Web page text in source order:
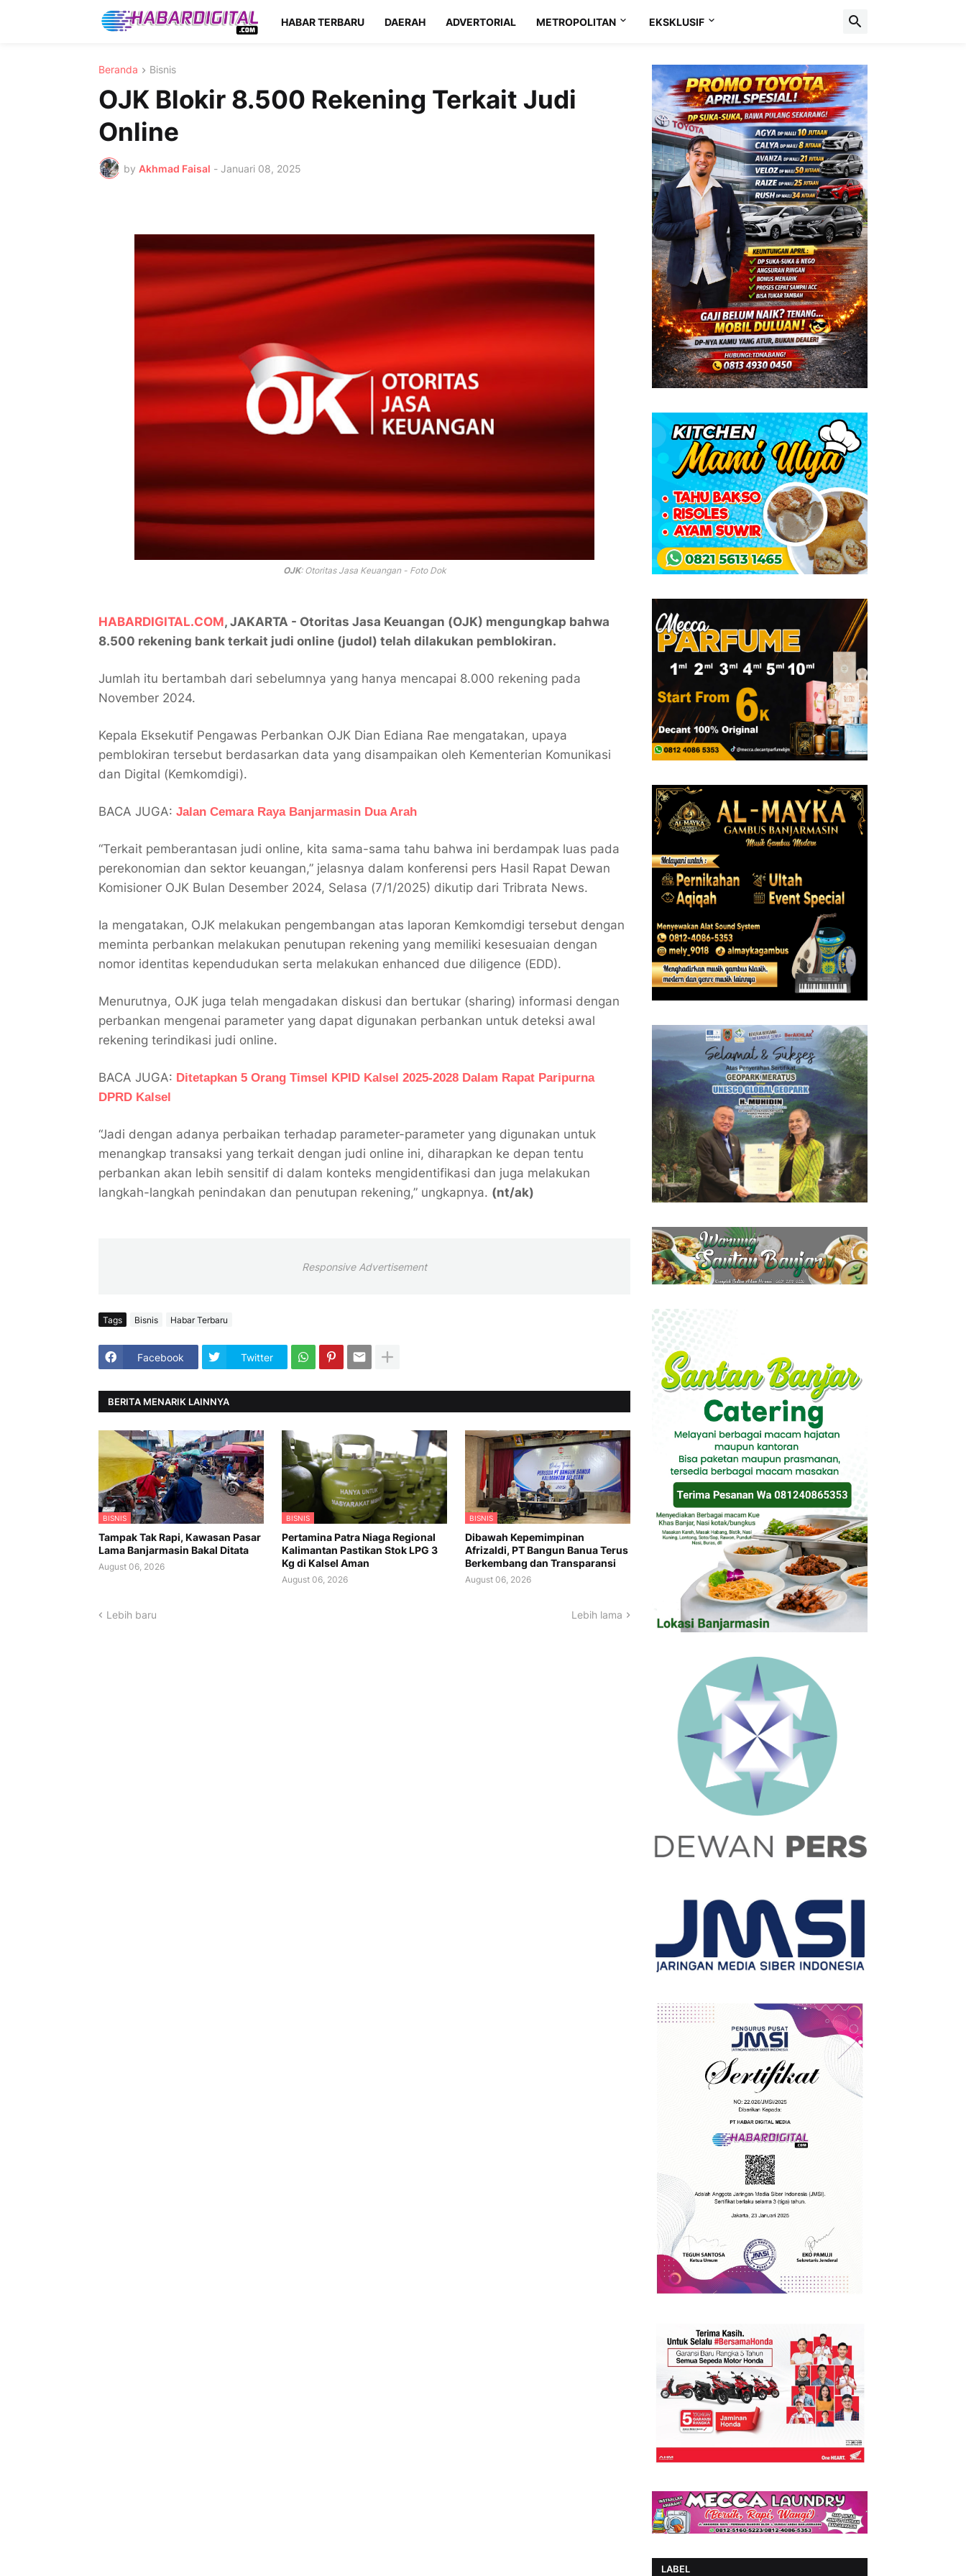
HABAR TERBARU DAERAH ADVERTORIAL METROPOLITAN EKSKLUSIF
Beranda Bisnis
OJK Blokir 8.500 Rekening Terkait Judi
Online
by Akhmad Faisal - Januari 08, 2025
OJK: Otoritas Jasa Keuangan - Foto Dok
HABARDIGITAL.COM, JAKARTA - Otoritas Jasa Keuangan (OJK) mengungkap bahwa
8.500 rekening bank terkait judi online (judol) telah dilakukan pemblokiran.
Jumlah itu bertambah dari sebelumnya yang hanya mencapai 8.000 rekening pada
November 2024.
Kepala Eksekutif Pengawas Perbankan OJK Dian Ediana Rae mengatakan, upaya
pemblokiran tersebut berdasarkan data yang disampaikan oleh Kementerian Komunikasi
dan Digital (Kemkomdigi).
BACA JUGA: Jalan Cemara Raya Banjarmasin Dua Arah
“Terkait pemberantasan judi online, kita sama-sama tahu bahwa ini berdampak luas pada
perekonomian dan sektor keuangan,” jelasnya dalam konferensi pers Hasil Rapat Dewan
Komisioner OJK Bulan Desember 2024, Selasa (7/1/2025) dikutip dari Tribrata News.
Ia mengatakan, OJK melakukan pengembangan atas laporan Kemkomdigi tersebut dengan
meminta perbankan melakukan penutupan rekening yang memiliki kesesuaian dengan
nomor identitas kependudukan serta melakukan enhanced due diligence (EDD).
Menurutnya, OJK juga telah mengadakan diskusi dan bertukar (sharing) informasi dengan
perbankan mengenai parameter yang dapat digunakan perbankan untuk deteksi awal
rekening terindikasi judi online.
BACA JUGA: Ditetapkan 5 Orang Timsel KPID Kalsel 2025-2028 Dalam Rapat Paripurna
DPRD Kalsel
“Jadi dengan adanya perbaikan terhadap parameter-parameter yang digunakan untuk
menangkap transaksi yang terkait dengan judi online ini, diharapkan ke depan tentu
perbankan akan lebih sensitif di dalam konteks mengidentifikasi dan juga melakukan
langkah-langkah penindakan dan penutupan rekening,” ungkapnya. (nt/ak)
Responsive Advertisement
Tags Bisnis Habar Terbaru
Facebook Twitter
BERITA MENARIK LAINNYA
BISNIS
Tampak Tak Rapi, Kawasan Pasar
Lama Banjarmasin Bakal Ditata
August 06, 2026
BISNIS
Pertamina Patra Niaga Regional
Kalimantan Pastikan Stok LPG 3
Kg di Kalsel Aman
August 06, 2026
BISNIS
Dibawah Kepemimpinan
Afrizaldi, PT Bangun Banua Terus
Berkembang dan Transparansi
August 06, 2026
Lebih baru Lebih lama
LABEL